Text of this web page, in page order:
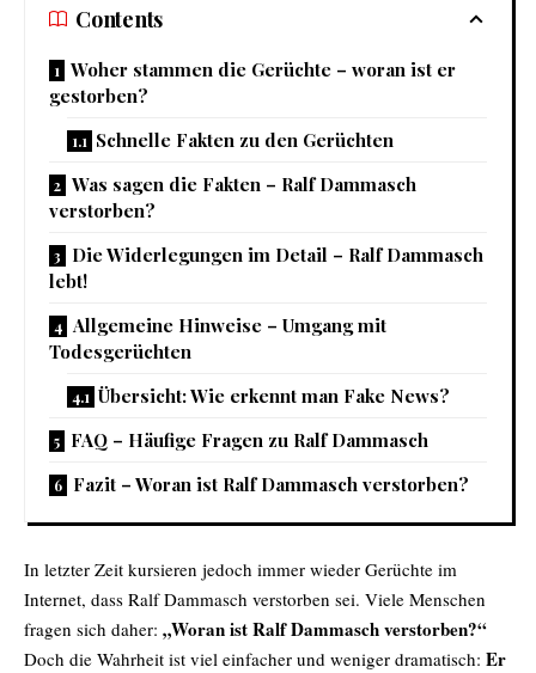
Contents
Woher stammen die Gerüchte – woran ist er
gestorben?
Schnelle Fakten zu den Gerüchten
Was sagen die Fakten – Ralf Dammasch
verstorben?
Die Widerlegungen im Detail – Ralf Dammasch
lebt!
Allgemeine Hinweise – Umgang mit
Todesgerüchten
Übersicht: Wie erkennt man Fake News?
FAQ – Häufige Fragen zu Ralf Dammasch
Fazit – Woran ist Ralf Dammasch verstorben?
In letzter Zeit kursieren jedoch immer wieder Gerüchte im
Internet, dass Ralf Dammasch verstorben sei. Viele Menschen
fragen sich daher: „Woran ist Ralf Dammasch verstorben?“
Doch die Wahrheit ist viel einfacher und weniger dramatisch: Er